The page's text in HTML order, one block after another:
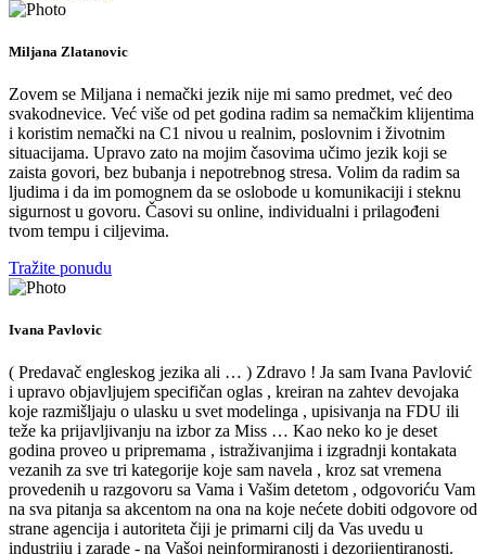
Miljana Zlatanovic
Zovem se Miljana i nemački jezik nije mi samo predmet, već deo
svakodnevice. Već više od pet godina radim sa nemačkim klijentima
i koristim nemački na C1 nivou u realnim, poslovnim i životnim
situacijama. Upravo zato na mojim časovima učimo jezik koji se
zaista govori, bez bubanja i nepotrebnog stresa. Volim da radim sa
ljudima i da im pomognem da se oslobode u komunikaciji i steknu
sigurnost u govoru. Časovi su online, individualni i prilagođeni
tvom tempu i ciljevima.
Tražite ponudu
Ivana Pavlovic
( Predavač engleskog jezika ali … ) Zdravo ! Ja sam Ivana Pavlović
i upravo objavljujem specifičan oglas , kreiran na zahtev devojaka
koje razmišljaju o ulasku u svet modelinga , upisivanja na FDU ili
teže ka prijavljivanju na izbor za Miss … Kao neko ko je deset
godina proveo u pripremama , istraživanjima i izgradnji kontakata
vezanih za sve tri kategorije koje sam navela , kroz sat vremena
provedenih u razgovoru sa Vama i Vašim detetom , odgovoriću Vam
na sva pitanja sa akcentom na ona na koje nećete dobiti odgovore od
strane agencija i autoriteta čiji je primarni cilj da Vas uvedu u
industriju i zarade - na Vašoj neinformiranosti i dezorijentiranosti.